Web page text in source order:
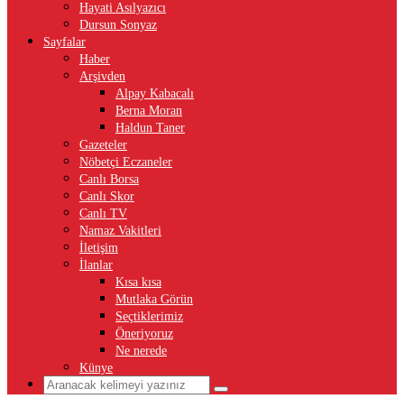
Hayati Asılyazıcı
Dursun Sonyaz
Sayfalar
Haber
Arşivden
Alpay Kabacalı
Berna Moran
Haldun Taner
Gazeteler
Nöbetçi Eczaneler
Canlı Borsa
Canlı Skor
Canlı TV
Namaz Vakitleri
İletişim
İlanlar
Kısa kısa
Mutlaka Görün
Seçtiklerimiz
Öneriyoruz
Ne nerede
Künye